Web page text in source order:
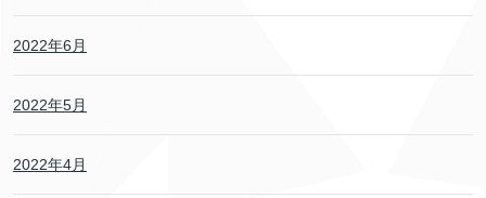
2022年6月
2022年5月
2022年4月